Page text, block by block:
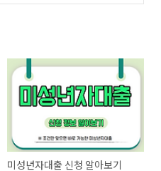
미성년자대출 신청 알아보기